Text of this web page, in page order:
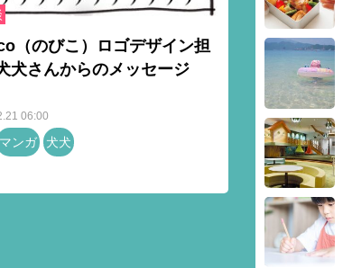
（のびこ）ロゴデザイン担
犬さんからのメッセージ
06:00
マンガ 犬犬